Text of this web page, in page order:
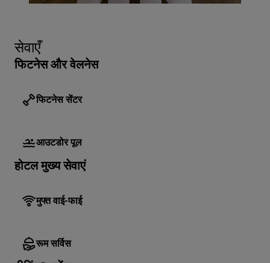
सेवाएँ
फिटनेस और वेलनेस
फिटनेस सेंटर
आउटडोर पूल
होटल मुख्य सेवाएं
मुफ्त वाई-फाई
रूम सर्विस